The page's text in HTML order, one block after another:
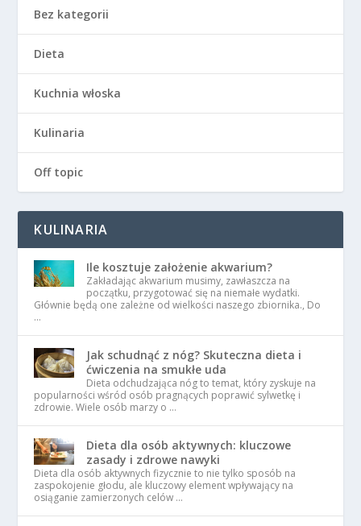
Bez kategorii
Dieta
Kuchnia włoska
Kulinaria
Off topic
KULINARIA
Ile kosztuje założenie akwarium?
Zakładając akwarium musimy, zawłaszcza na
początku, przygotować się na niemałe wydatki.
Głównie będą one zależne od wielkości naszego zbiornika., Do
…
Jak schudnąć z nóg? Skuteczna dieta i
ćwiczenia na smukłe uda
Dieta odchudzająca nóg to temat, który zyskuje na
popularności wśród osób pragnących poprawić sylwetkę i
zdrowie. Wiele osób marzy o …
Dieta dla osób aktywnych: kluczowe
zasady i zdrowe nawyki
Dieta dla osób aktywnych fizycznie to nie tylko sposób na
zaspokojenie głodu, ale kluczowy element wpływający na
osiąganie zamierzonych celów …